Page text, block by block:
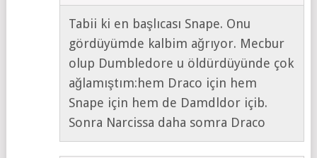
Tabii ki en başlıcası Snape. Onu
gördüyümde kalbim ağrıyor. Mecbur
olup Dumbledore u öldürdüyünde çok
ağlamıştım:hem Draco için hem
Snape için hem de Damdldor içib.
Sonra Narcissa daha somra Draco